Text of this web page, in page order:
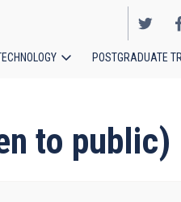
POSTGRADUATE
to public)